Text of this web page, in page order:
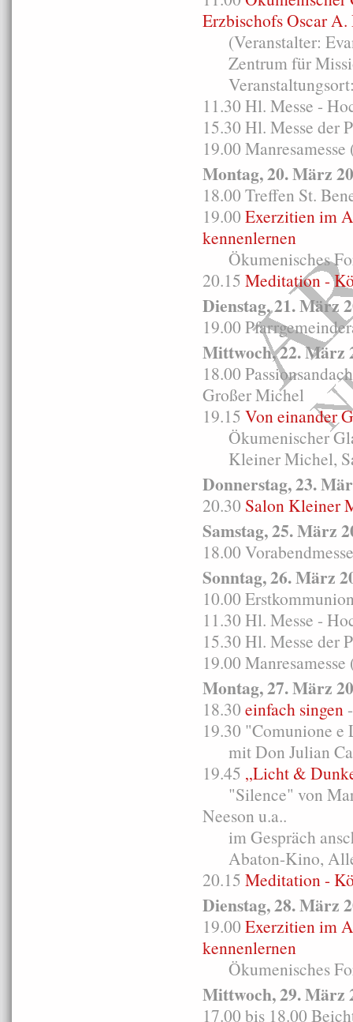
Erzbischofs Oscar A.
(Veranstalter:
Zentrum für
Veranstaltungsort:
11.30 Hl. Messe -
15.30 Hl. Messe der
19.00
Montag, 20. März
18.00 Treffen St.
19.00 Exerzitien im
kennenlernen
Ökumenisches
20.15 Meditation -
Dienstag, 21. März
19.00
Mittwoch, 22. März
18.00
Großer Michel
19.15 Von einander
Ökumenischer
Kleiner Michel,
Donnerstag, 23.
20.30 Salon Kleiner
Samstag, 25. März
18.00
Sonntag, 26. März
10.00
11.30 Hl. Messe -
15.30 Hl. Messe der
19.00
Montag, 27. März
18.30 einfach singen
19.30 "Comunione
mit Don Julian
19.45 „Licht &
"Silence" von
Neeson u.a..
im Gespräch
Abaton-Kino,
20.15 Meditation -
Dienstag, 28. März
19.00 Exerzitien im
kennenlernen
Ökumenisches
Mittwoch, 29. März
17.00 bis 18.00